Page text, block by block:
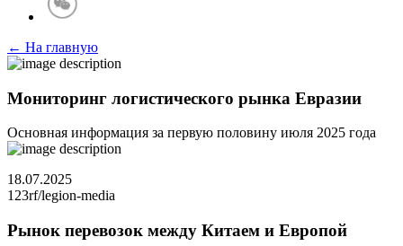
← На главную
Мониторинг логистического рынка Евразии
Основная информация за первую половину июля 2025 года
18.07.2025
123rf/legion-media
Рынок перевозок между Китаем и Европой